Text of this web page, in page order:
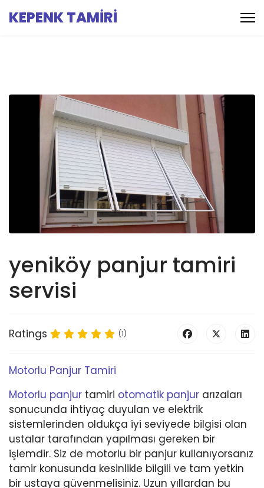
KEPENK TAMİRİ
yeniköy panjur tamiri
servisi
Ratings (1)
Motorlu Panjur Tamiri
Motorlu panjur tamiri otomatik panjur arızaları
sonucunda ihtiyaç duyulan ve elektrik
sistemlerinden oldukça iyi seviyede bilgisi olan
ustalar tarafından yapılması gereken bir
işlemdir. Siz de motorlu bir panjur kullanıyorsanız
tamir konusunda kesinlikle bilgili ve tam yetkin
bir ustaya güvenmelisiniz. Uzun yıllardan bu